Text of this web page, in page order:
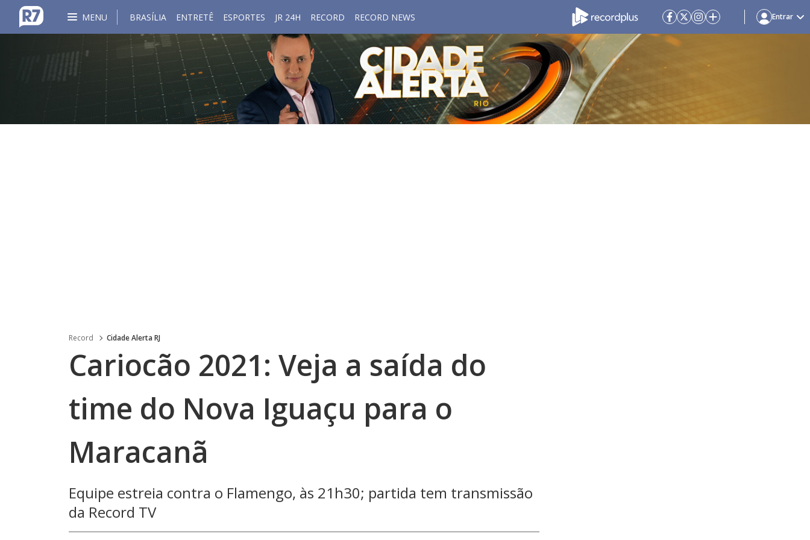
MENU BRASÍLIA ENTRETÊ ESPORTES JR 24H RECORD RECORD NEWS Entrar
Record Cidade Alerta RJ
Cariocão 2021: Veja a saída do
time do Nova Iguaçu para o
Maracanã
Equipe estreia contra o Flamengo, às 21h30; partida tem transmissão
da Record TV